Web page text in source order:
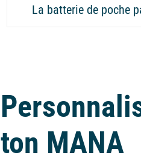
La batterie de poche
ton MANA